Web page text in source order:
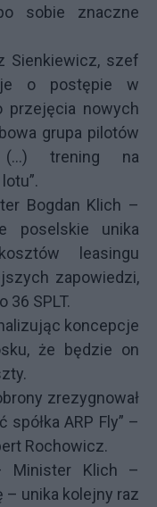
sobie znaczne
Sienkiewicz, szef
o postępie w
przejęcia nowych
grupa pilotów
(…) trening na
Bogdan Klich –
poselskie unika
leasingu
zapowiedzi,
36 SPLT.
koncepcje
że będzie on
zrezygnował
spółka ARP Fly” –
Rochowicz.
Klich –
– unika kolejny raz